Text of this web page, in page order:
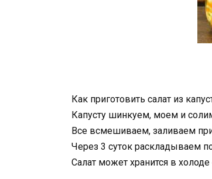
Как приготовить салат из
Капусту шинкуем, моем и
Все всмешиваем, заливаем
Через 3 суток раскладываем
Салат может хранится в